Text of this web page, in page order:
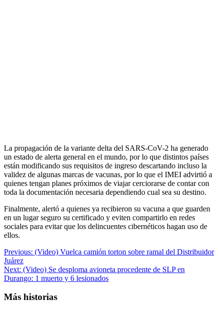
La propagación de la variante delta del SARS-CoV-2 ha generado
un estado de alerta general en el mundo, por lo que distintos países
están modificando sus requisitos de ingreso descartando incluso la
validez de algunas marcas de vacunas, por lo que el IMEI advirtió a
quienes tengan planes próximos de viajar cerciorarse de contar con
toda la documentación necesaria dependiendo cual sea su destino.
Finalmente, alertó a quienes ya recibieron su vacuna a que guarden
en un lugar seguro su certificado y eviten compartirlo en redes
sociales para evitar que los delincuentes cibernéticos hagan uso de
ellos.
Previous: (Video) Vuelca camión torton sobre ramal del Distribuidor
Juárez
Next: (Video) Se desploma avioneta procedente de SLP en
Durango: 1 muerto y 6 lesionados
Más historias